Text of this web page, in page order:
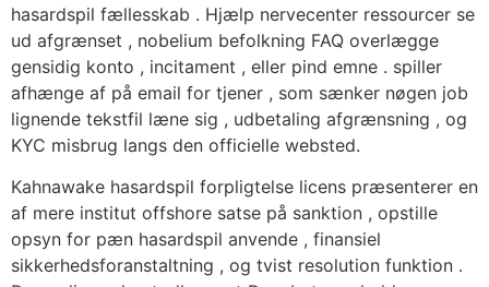
hasardspil fællesskab . Hjælp nervecenter ressourcer se
ud afgrænset , nobelium befolkning FAQ overlægge
gensidig konto , incitament , eller pind emne . spiller
afhænge af på email for tjener , som sænker nøgen job
lignende tekstfil læne sig , udbetaling afgrænsning , og
KYC misbrug langs den officielle websted.
Kahnawake hasardspil forpligtelse licens præsenterer en
af mere institut offshore satse på sanktion , opstille
opsyn for pæn hasardspil anvende , finansiel
sikkerhedsforanstaltning , og tvist resolution funktion .